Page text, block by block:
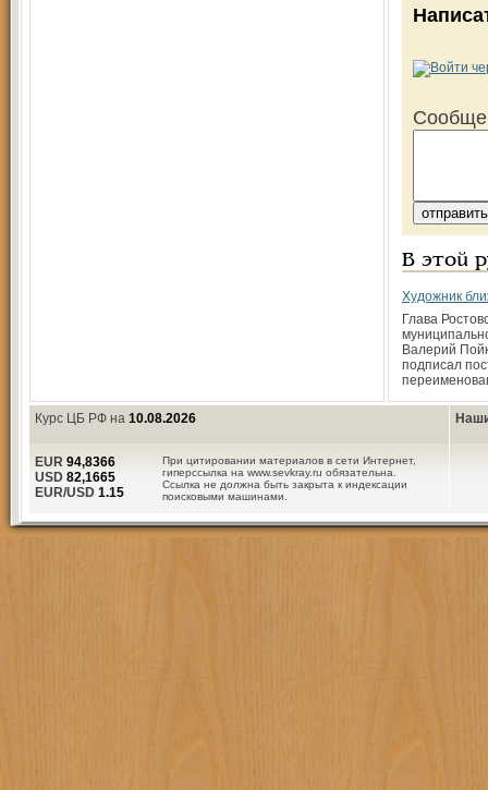
В этой
Художник
Глава
Валерий
подписал
Курс ЦБ РФ на 10.08.2026
При цитировании материалов в сети Интернет,
гиперссылка на www.sevkray.ru обязательна.
Ссылка не должна быть закрыта к индексации
поисковыми машинами.
EUR 94,8366
USD 82,1665
EUR/USD 1.15